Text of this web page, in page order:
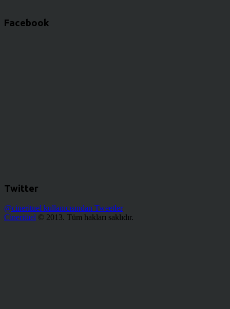
Facebook
Twitter
@cinerituel kullanıcısından Tweetler
Cineritüel © 2013. Tüm hakları saklıdır.